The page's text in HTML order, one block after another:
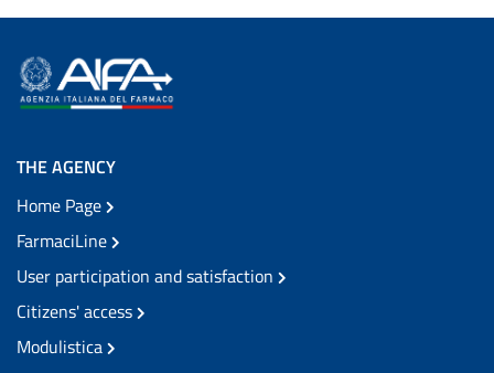
THE AGENCY
Home Page
FarmaciLine
User participation and satisfaction
Citizens' access
Modulistica